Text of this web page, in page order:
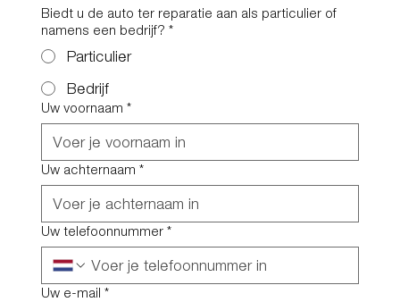
Biedt u de auto ter reparatie aan als particulier of
namens een bedrijf? *
Particulier
Bedrijf
Uw voornaam *
Uw achternaam *
Uw telefoonnummer *
Uw e-mail *